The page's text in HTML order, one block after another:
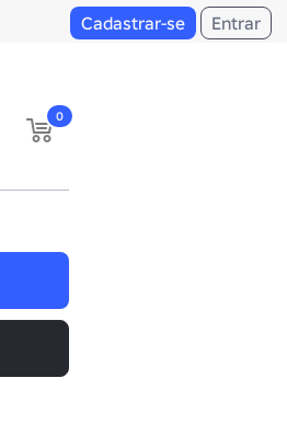
Cadastrar-se Entrar
0